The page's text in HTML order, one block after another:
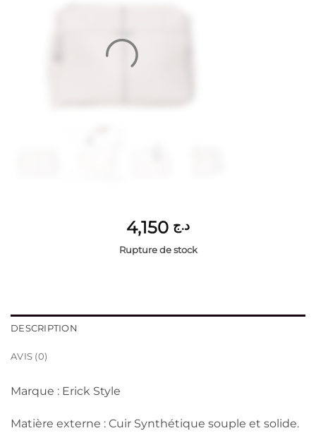
د.ج
Rupture de stock
DESCRIPTION
AVIS (0)
Marque : Erick Style
Matière externe : Cuir Synthétique souple et solide.